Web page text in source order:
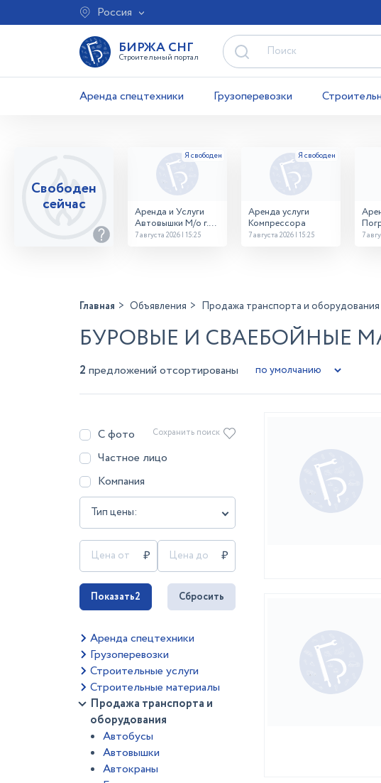
Россия
БИРЖА СНГ
Строительный портал
Аренда спецтехники Грузоперевозки
Свободен
сейчас
Аренда и Услуги
Автовышки М/о г.
Домодедово
7 августа 2026 | 15:25
Аренда услуги
Компрессора
7 августа 2026 | 15:25 7
Главная Объявления Продажа транспорта и оборудования
БУРОВЫЕ И СВАЕБОЙНЫЕ
2 предложений отсортированы
С фото
Частное лицо
Компания
Тип цены:
Сохранить поиск
Показать2 Сбросить
Аренда спецтехники
Грузоперевозки
Строительные услуги
Строительные материалы
Продажа транспорта и
оборудования
Автобусы
Автовышки
Автокраны